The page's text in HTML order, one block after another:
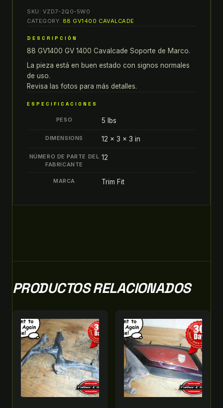
GV
CAVALCADE
SOporte
de
Marco
quantity
SKU: VZD7-2Q0-5W0
CATEGORY: 88 GV1400 CAVALCADE
DESCRIPCIÓN
88 GV1400 GV 1400 Cavalcade Soporte de Marco.
La pieza está en buen estado con signos normales
de uso.
Revisa las fotos para más detalles.
ESPECIFICACIONES
PESO 5 lbs
DIMENSIONS 12 × 3 × 3 in
NÚMERO DE PARTE DEL
FABRICANTE
12
MARCA Trim Fit
PRODUCTOS RELACIONADOS